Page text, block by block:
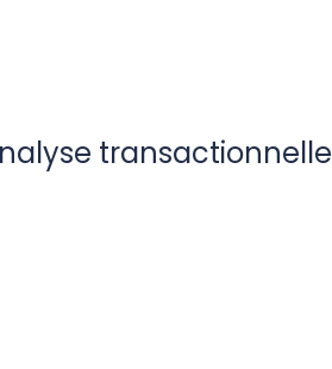
transactionnelle